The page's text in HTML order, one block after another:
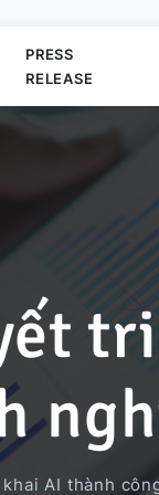
PRESS
RELEASE
AI thành